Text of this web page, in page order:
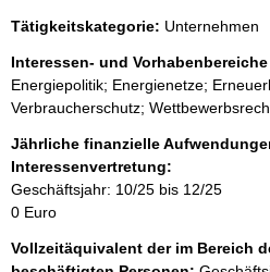
Tätigkeitskategorie: Unternehmen
Interessen- und Vorhabenbereiche
Energiepolitik; Energienetze;
Verbraucherschutz;
Jährliche finanzielle
Interessenvertretung:
Geschäftsjahr: 10/25 bis 12/25
0 Euro
Vollzeitäquivalent der im Bereich